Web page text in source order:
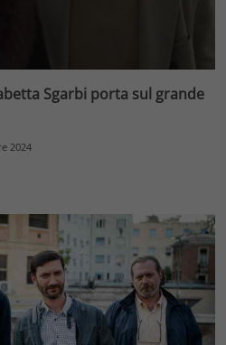
Sgarbi porta sul grande
2024